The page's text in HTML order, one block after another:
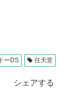
ーDS 任天堂
シェアする